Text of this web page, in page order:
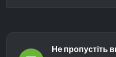
Не пропустіть